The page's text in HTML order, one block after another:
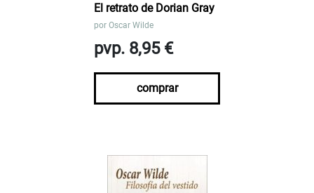
El retrato de Dorian Gray
por Oscar Wilde
pvp. 8,95 €
comprar